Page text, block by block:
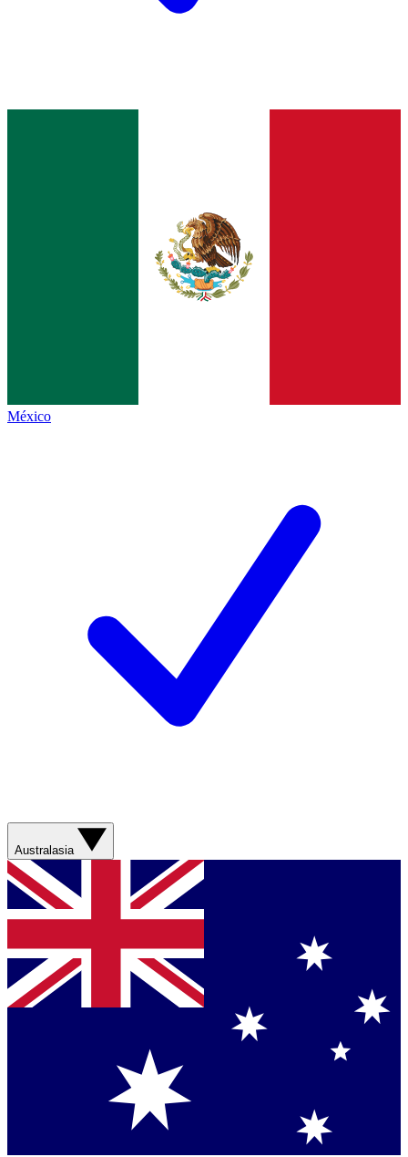
México
Australasia